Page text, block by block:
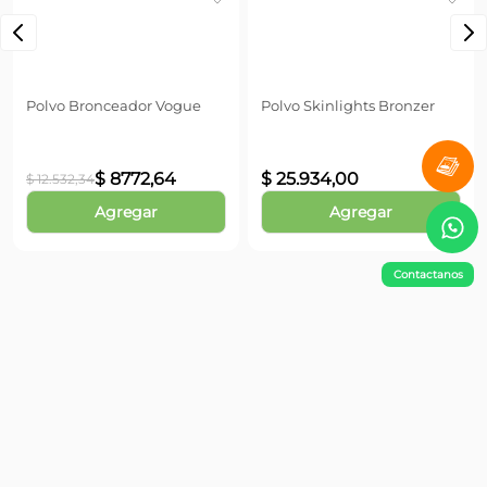
Contactanos
Polvo Bronceador Vogue
$ 12.532,34$ 8772,64
Agregar
Polvo Skinlights Bronzer
$ 25.934,00
Agregar